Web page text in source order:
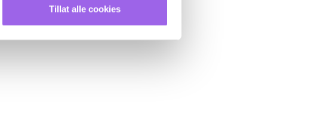
Tillat alle cookies